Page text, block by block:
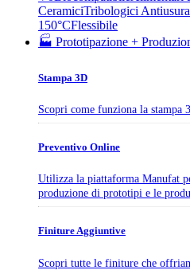
CeramiciTribologici Antiusura
150°CFlessibile
🏭 Prototipazione +
Stampa 3D
Scopri come funziona la stampa
Preventivo Online
Utilizza la piattaforma Manufat
produzione di prototipi e le
Finiture Aggiuntive
Scopri tutte le finiture che